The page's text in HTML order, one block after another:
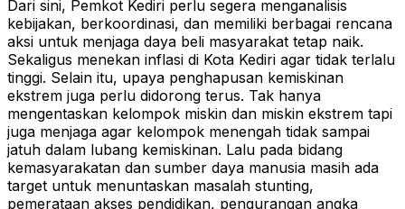
Dari sini, Pemkot Kediri perlu segera menganalisis
kebijakan, berkoordinasi, dan memiliki berbagai rencana
aksi untuk menjaga daya beli masyarakat tetap naik.
Sekaligus menekan inflasi di Kota Kediri agar tidak terlalu
tinggi. Selain itu, upaya penghapusan kemiskinan
ekstrem juga perlu didorong terus. Tak hanya
mengentaskan kelompok miskin dan miskin ekstrem tapi
juga menjaga agar kelompok menengah tidak sampai
jatuh dalam lubang kemiskinan. Lalu pada bidang
kemasyarakatan dan sumber daya manusia masih ada
target untuk menuntaskan masalah stunting,
pemerataan akses pendidikan, pengurangan angka